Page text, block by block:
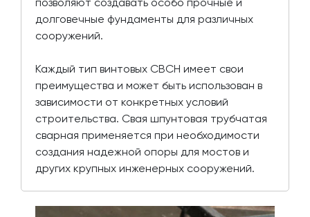
долговечные фундаменты для различных
сооружений.
Каждый тип винтовых СВСН имеет свои
преимущества и может быть использован в
зависимости от конкретных условий
строительства. Свая шпунтовая трубчатая
сварная применяется при необходимости
создания надежной опоры для мостов и
других крупных инженерных сооружений.